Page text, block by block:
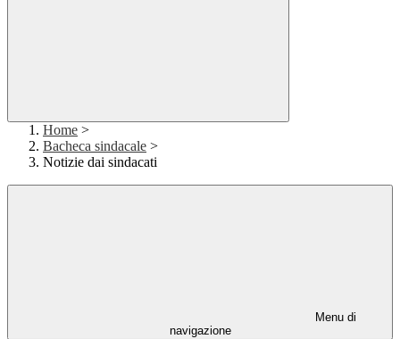
Home >
Bacheca sindacale >
Notizie dai sindacati
Menu di
navigazione